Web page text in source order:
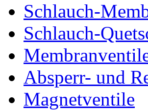
Schlauch-
Schlauch-
Absperr- und
Magnetventile